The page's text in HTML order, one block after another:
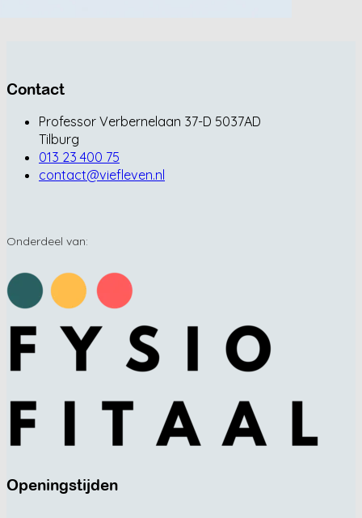
Contact
Professor Verbernelaan 37-D 5037AD
Tilburg
013 23 400 75
contact@viefleven.nl
Onderdeel van:
Openingstijden